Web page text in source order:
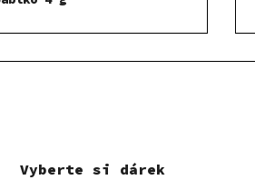
Vyberte si dárek